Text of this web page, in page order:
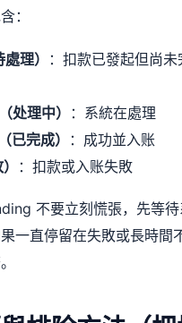
：
理）
：扣款已發起但尚未
处理中）
：系統在處理
完成）
：成功並入账
：扣款或入账失敗
不要立刻慌張，先等
一直停留在失敗或長時間